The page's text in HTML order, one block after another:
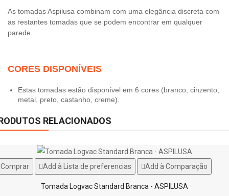
As tomadas Aspilusa combinam com uma elegância discreta com
as restantes tomadas que se podem encontrar em qualquer
parede.
CORES DISPONÍVEIS
Estas tomadas estão disponível em 6 cores (branco, cinzento,
metal, preto, castanho, creme).
RELACIONADOS
Comprar Add à Lista de preferencias Add à Comparação
Tomada Logvac Standard Branca - ASPILUSA